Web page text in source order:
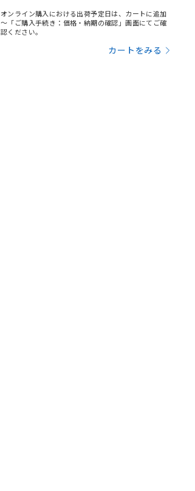
オンライン購入における出荷予定日は、カートに追加
～「ご購入手続き：価格・納期の確認」画面にてご確
認ください。
カートをみる